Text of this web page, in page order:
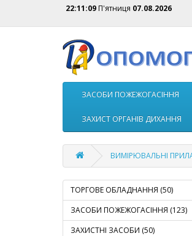
22:11:09 П'ятниця 07.08.2026
ЗАСОБИ ПОЖЕЖОГАСIННЯ
ЗАХИСТ ОРГАНІВ ДИХАННЯ
ВИМІРЮВАЛЬНІ
ТОРГОВЕ ОБЛАДНАННЯ (50)
ЗАСОБИ ПОЖЕЖОГАСIННЯ (123)
ЗАХИСТНІ ЗАСОБИ (50)